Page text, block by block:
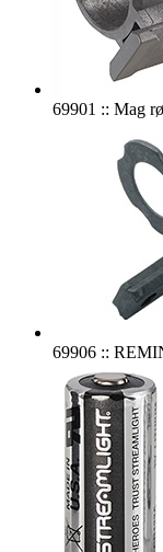
69901 :: Mag
69906 ::